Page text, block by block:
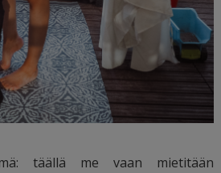
täällä me vaan mietitään